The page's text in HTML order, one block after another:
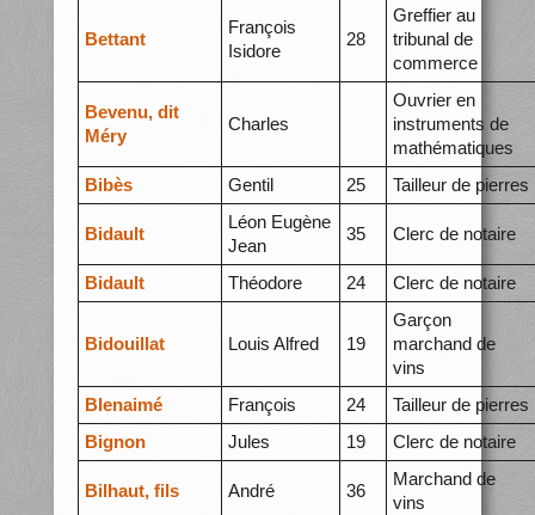
Bettant
François
Isidore
28
Greffier au
tribunal de
commerce
Bevenu, dit
Méry
Charles
Ouvrier en
instruments de
mathématiques
Bibès
Gentil 25 Tailleur de pierres
Bidault
Léon Eugène
Jean
35 Clerc de notaire
Bidault Théodore 24 Clerc de notaire
Bidouillat Louis Alfred 19
Garçon
marchand de
vins
BIenaimé
François 24
Tailleur de pierres
Bignon
Jules 19 Clerc de notaire
Bilhaut, fils André 36
Marchand de
vins